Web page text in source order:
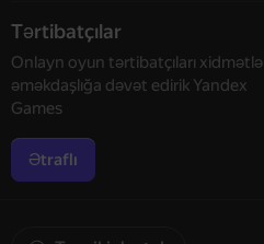
Tərtibatçılar
Onlayn oyun tərtibatçıları xidmətlə
əməkdaşlığa dəvət edirik Yandex
Games
Ətraflı